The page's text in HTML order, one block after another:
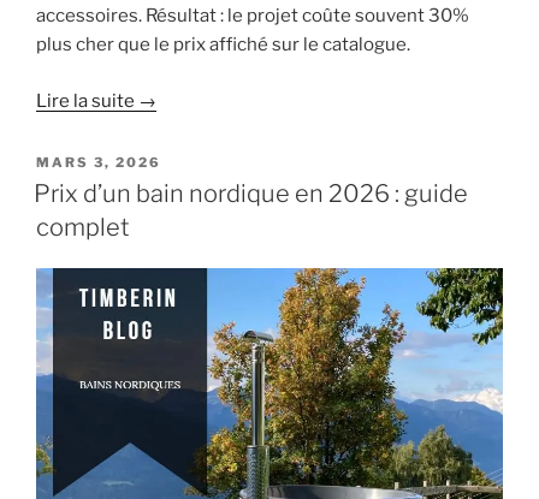
accessoires. Résultat : le projet coûte souvent 30%
plus cher que le prix affiché sur le catalogue.
Lire la suite →
PUBLIÉ
LE
MARS 3, 2026
Prix d’un bain nordique en 2026 : guide
complet